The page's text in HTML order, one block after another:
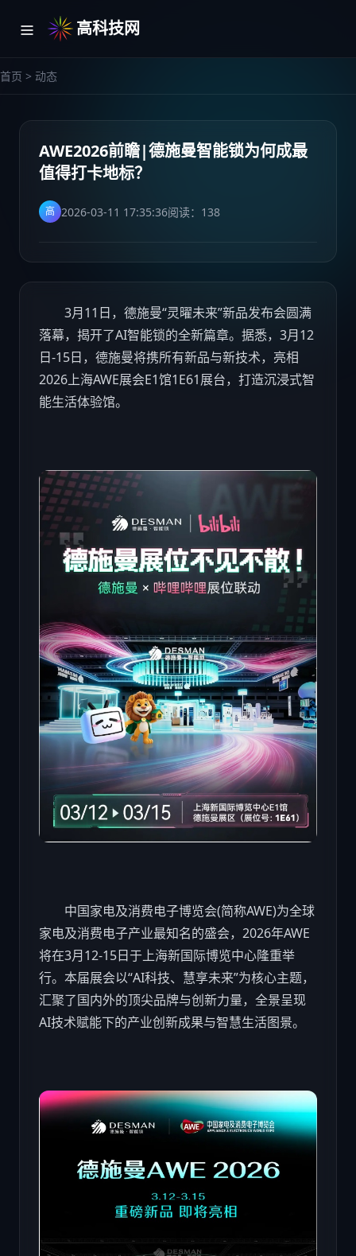
高科技网
首页 > 动态
AWE2026前瞻|德施曼智能锁为何成最
值得打卡地标？
高 2026-03-11 17:35:36阅读： 138
3月11日，德施曼“灵曜未来”新品发布会圆满
落幕，揭开了AI智能锁的全新篇章。据悉，3月12
日-15日，德施曼将携所有新品与新技术，亮相
2026上海AWE展会E1馆1E61展台，打造沉浸式智
能生活体验馆。
中国家电及消费电子博览会(简称AWE)为全球
家电及消费电子产业最知名的盛会，2026年AWE
将在3月12-15日于上海新国际博览中心隆重举
行。本届展会以“AI科技、慧享未来”为核心主题，
汇聚了国内外的顶尖品牌与创新力量，全景呈现
AI技术赋能下的产业创新成果与智慧生活图景。